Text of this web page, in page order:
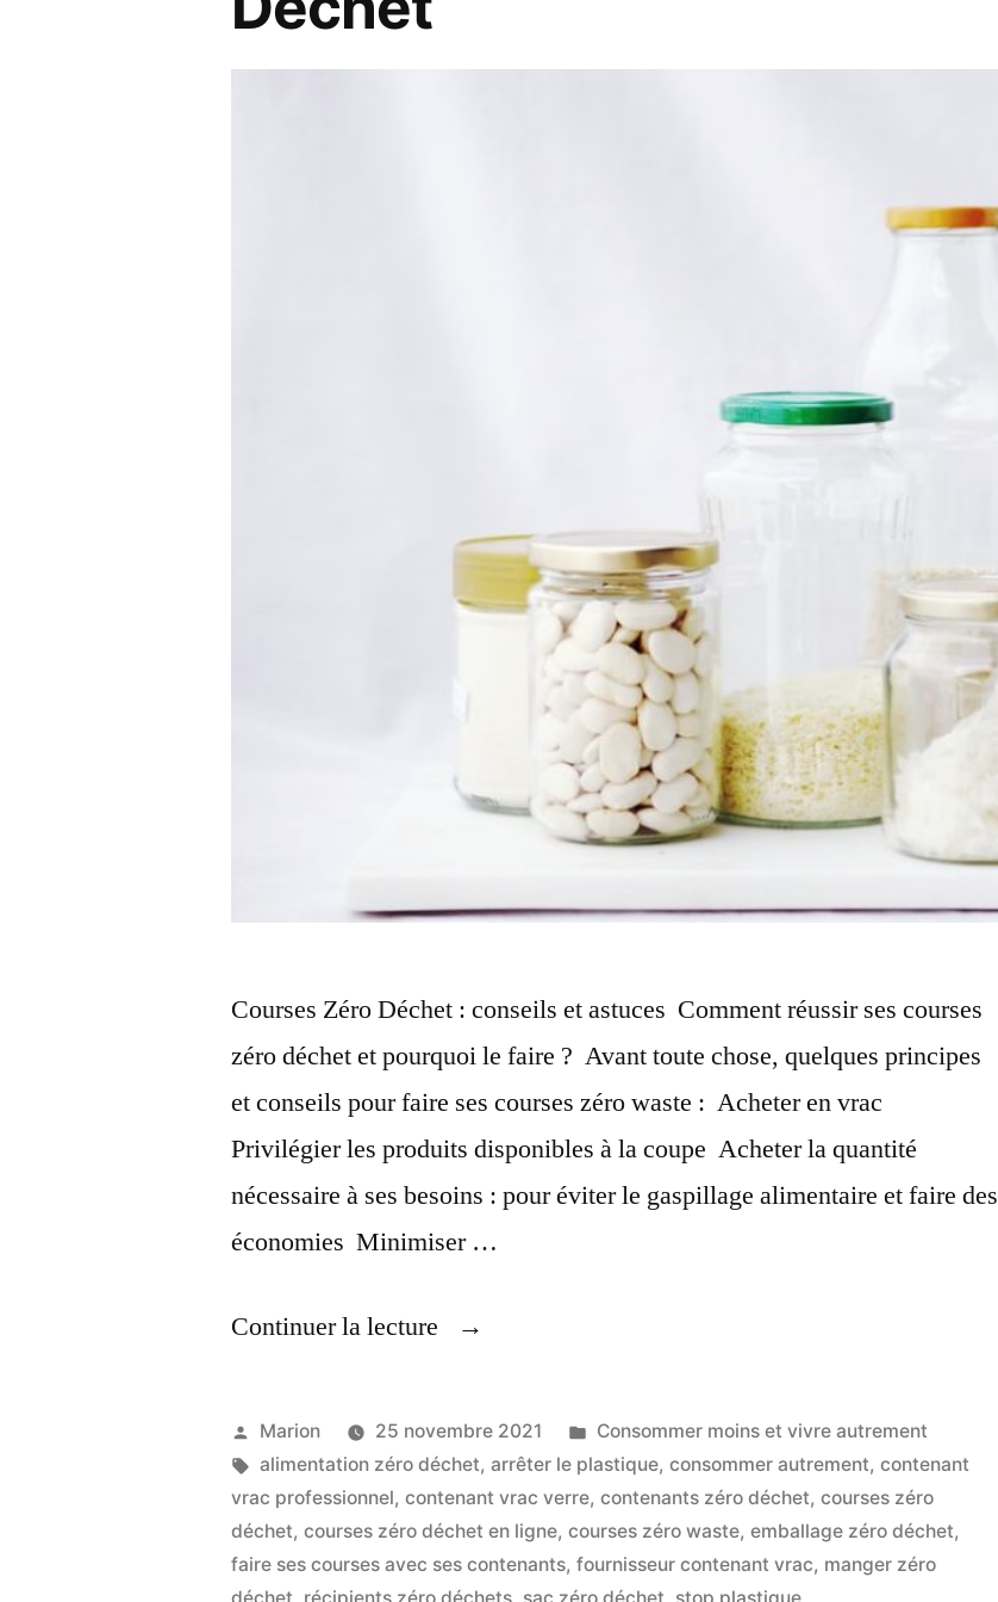
Courses Zéro Déchet : conseils et astuces Comment réussir ses courses
zéro déchet et pourquoi le faire ? Avant toute chose, quelques principes
et conseils pour faire ses courses zéro waste : Acheter en vrac
Privilégier les produits disponibles à la coupe Acheter la quantité
nécessaire à ses besoins : pour éviter le gaspillage alimentaire et faire des
économies Minimiser …
Continuer la lecture
« Comment
Des
Courses
Zéro
Déchet »
Publié
par
Marion 25 novembre 2021
Publié
dans
Consommer moins et vivre autrement
Étiquettes :
alimentation zéro déchet,arrêter le plastique,consommer autrement,contenant
vrac professionnel,contenant vrac verre,contenants zéro déchet,courses zéro
déchet,courses zéro déchet en ligne,courses zéro waste,emballage zéro déchet,
faire ses courses avec ses contenants,fournisseur contenant vrac, manger zéro